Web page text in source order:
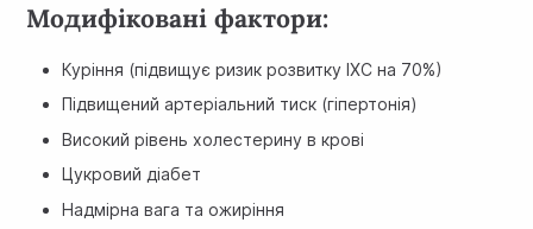
Модифіковані фактори:
Куріння (підвищує ризик розвитку ІХС на 70%)
Підвищений артеріальний тиск (гіпертонія)
Високий рівень холестерину в крові
Цукровий діабет
Надмірна вага та ожиріння